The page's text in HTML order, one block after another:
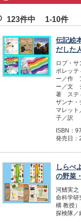
123件中 1-10件
伝記絵
だした
ロブ・
ポレッテ
ー／作
ー／文
著 ステ
ザンナ・
マレッ
子／訳
ISBN：
発売日：
しらべ
の野菜
河鰭実之
命科学研
構 教授
探検隊／